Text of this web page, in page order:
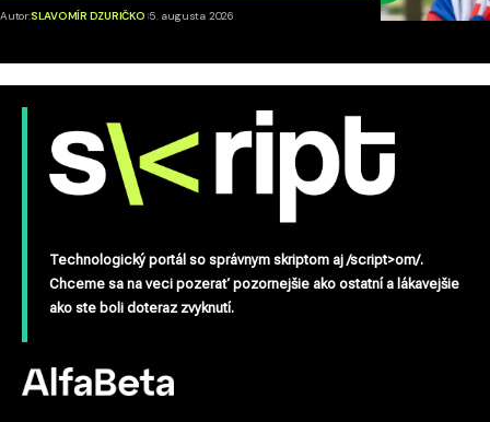
Autor:SLAVOMÍR DZURIČKO 5. augusta 2026
Technologický portál so správnym skriptom aj /script>om/.
Chceme sa na veci pozerať pozornejšie ako ostatní a lákavejšie
ako ste boli doteraz zvyknutí.